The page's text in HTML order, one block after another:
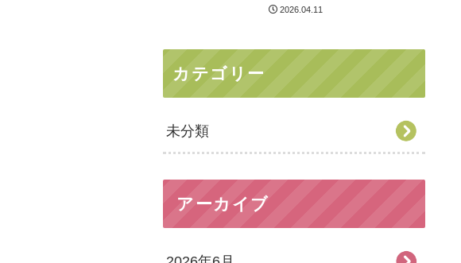
網白里市 千葉市 教室見
2026.04.11
カテゴリー
未分類
アーカイブ